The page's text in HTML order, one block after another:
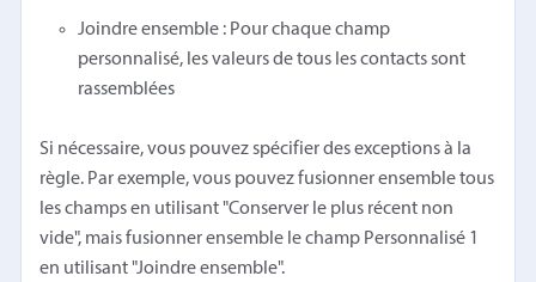
Joindre ensemble : Pour chaque champ
personnalisé, les valeurs de tous les contacts sont
rassemblées
Si nécessaire, vous pouvez spécifier des exceptions à la
règle. Par exemple, vous pouvez fusionner ensemble tous
les champs en utilisant "Conserver le plus récent non
vide", mais fusionner ensemble le champ Personnalisé 1
en utilisant "Joindre ensemble".